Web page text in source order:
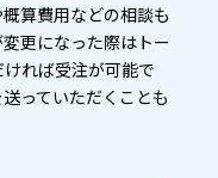
算費用などの相談も
更になった際はトー
れば受注が可能で
っていただくことも